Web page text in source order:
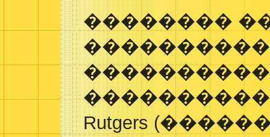
��������
Rutgers